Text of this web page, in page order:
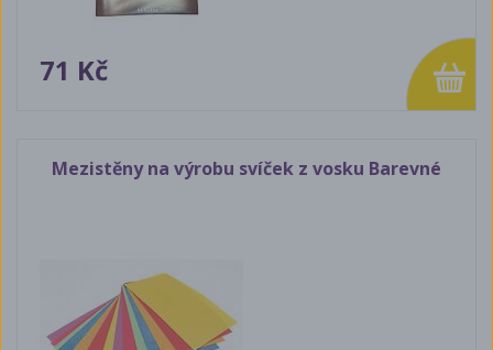
71 Kč
Mezistěny na výrobu svíček z vosku Barevné